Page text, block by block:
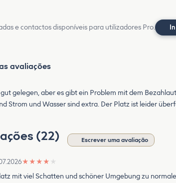
e contactos disponíveis para utilizadores Pro.
avaliações
gelegen, aber es gibt ein Problem mit dem
Strom und Wasser sind extra. Der Platz ist leider
(22) Escrever uma avaliação
★ ★ ★ ★ ★
mit viel Schatten und schöner Umgebung zu